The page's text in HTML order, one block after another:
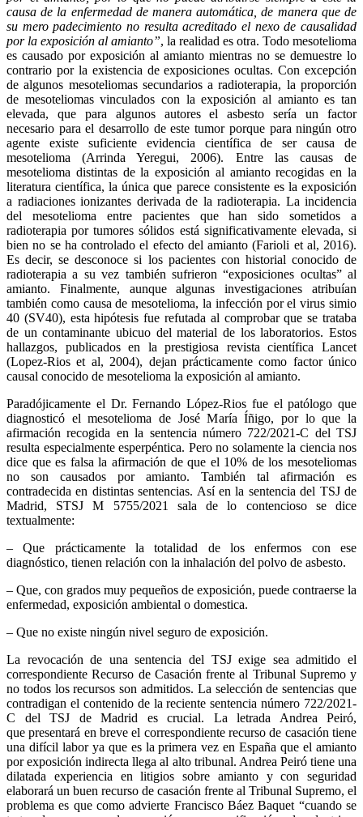
causa de la enfermedad de manera automática, de manera que de
su mero padecimiento no resulta acreditado el nexo de causalidad
por la exposición al amianto”, la realidad es otra. Todo mesotelioma
es causado por exposición al amianto mientras no se demuestre lo
contrario por la existencia de exposiciones ocultas. Con excepción
de algunos mesoteliomas secundarios a radioterapia, la proporción
de mesoteliomas vinculados con la exposición al amianto es tan
elevada, que para algunos autores el asbesto sería un factor
necesario para el desarrollo de este tumor porque para ningún otro
agente existe suficiente evidencia científica de ser causa de
mesotelioma (Arrinda Yeregui, 2006). Entre las causas de
mesotelioma distintas de la exposición al amianto recogidas en la
literatura científica, la única que parece consistente es la exposición
a radiaciones ionizantes derivada de la radioterapia. La incidencia
del mesotelioma entre pacientes que han sido sometidos a
radioterapia por tumores sólidos está significativamente elevada, si
bien no se ha controlado el efecto del amianto (Farioli et al, 2016).
Es decir, se desconoce si los pacientes con historial conocido de
radioterapia a su vez también sufrieron “exposiciones ocultas” al
amianto. Finalmente, aunque algunas investigaciones atribuían
también como causa de mesotelioma, la infección por el virus simio
40 (SV40), esta hipótesis fue refutada al comprobar que se trataba
de un contaminante ubicuo del material de los laboratorios. Estos
hallazgos, publicados en la prestigiosa revista científica Lancet
(Lopez-Rios et al, 2004), dejan prácticamente como factor único
causal conocido de mesotelioma la exposición al amianto.
Paradójicamente el Dr. Fernando López-Rios fue el patólogo que
diagnosticó el mesotelioma de José María Íñigo, por lo que la
afirmación recogida en la sentencia número 722/2021-C del TSJ
resulta especialmente esperpéntica. Pero no solamente la ciencia nos
dice que es falsa la afirmación de que el 10% de los mesoteliomas
no son causados por amianto. También tal afirmación es
contradecida en distintas sentencias. Así en la sentencia del TSJ de
Madrid, STSJ M 5755/2021 sala de lo contencioso se dice
textualmente:
– Que prácticamente la totalidad de los enfermos con ese
diagnóstico, tienen relación con la inhalación del polvo de asbesto.
– Que, con grados muy pequeños de exposición, puede contraerse la
enfermedad, exposición ambiental o domestica.
– Que no existe ningún nivel seguro de exposición.
La revocación de una sentencia del TSJ exige sea admitido el
correspondiente Recurso de Casación frente al Tribunal Supremo y
no todos los recursos son admitidos. La selección de sentencias que
contradigan el contenido de la reciente sentencia número 722/2021-
C del TSJ de Madrid es crucial. La letrada Andrea Peiró,
que presentará en breve el correspondiente recurso de casación tiene
una difícil labor ya que es la primera vez en España que el amianto
por exposición indirecta llega al alto tribunal. Andrea Peiró tiene una
dilatada experiencia en litigios sobre amianto y con seguridad
elaborará un buen recurso de casación frente al Tribunal Supremo, el
problema es que como advierte Francisco Báez Baquet “cuando se